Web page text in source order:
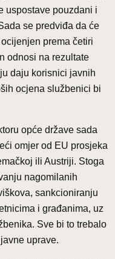
uspostave pouzdani i
se predviđa da će
prema četiri
odnosi na rezultate
daju korisnici javnih
ocjena službenici bi
opće države sada
omjer od EU prosjeka
ili Austriji. Stoga
nagomilanih
sankcioniranju
i građanima, uz
Sve bi to trebalo
uprave.